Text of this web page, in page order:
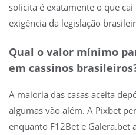
solicita é exatamente o que
exigência da legislação
Qual o valor mínimo
em cassinos
A maioria das casas aceita
algumas vão além. A Pixbet
enquanto F12Bet e Galera.bet